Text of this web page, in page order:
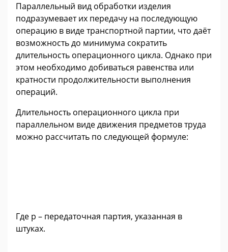
Параллельный вид обработки изделия
подразумевает их передачу на последующую
операцию в виде транспортной партии, что даёт
возможность до минимума сократить
длительность операционного цикла. Однако при
этом необходимо добиваться равенства или
кратности продолжительности выполнения
операций.
Длительность операционного цикла при
параллельном виде движения предметов труда
можно рассчитать по следующей формуле:
Где р – передаточная партия, указанная в
штуках.